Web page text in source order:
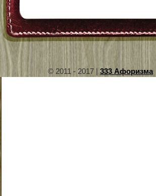
© 2011 - 2017 | 333 Афоризма